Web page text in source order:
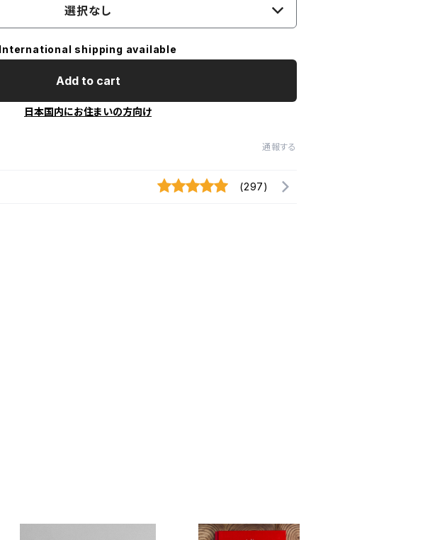
選択なし
International shipping available
Add to cart
日本国内にお住まいの方向け
通報する
(297)